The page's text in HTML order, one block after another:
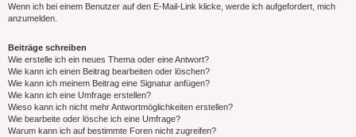
Wenn ich bei einem Benutzer auf den E-Mail-Link klicke, werde ich aufgefordert, mich
anzumelden.
Beiträge schreiben
Wie erstelle ich ein neues Thema oder eine Antwort?
Wie kann ich einen Beitrag bearbeiten oder löschen?
Wie kann ich meinem Beitrag eine Signatur anfügen?
Wie kann ich eine Umfrage erstellen?
Wieso kann ich nicht mehr Antwortmöglichkeiten erstellen?
Wie bearbeite oder lösche ich eine Umfrage?
Warum kann ich auf bestimmte Foren nicht zugreifen?